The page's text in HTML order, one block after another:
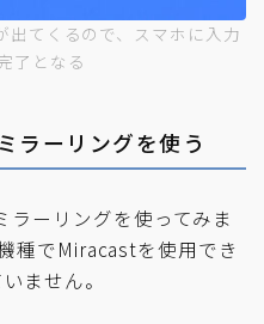
出てくるので、スマホに入力
了となる
ラーリングを使う
ーリングを使ってみま
種でMiracastを使用でき
ません。